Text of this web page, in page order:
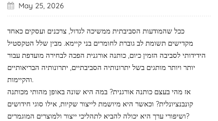
May 25, 2026
ככל שהמודעות הסביבתית ממשיכה לגדול, צרכנים ועסקים כאחד
מקדישים תשומת לב גוברת לחומרים בני קיימא. מבין שלל הטקסטיל
הידידותי לסביבה הזמין כיום, כותנה אורגנית הפכה לבחירה מועדפת עבור
יותר ויותר מותגים בשל יתרונותיה הסביבתיים, יתרונותיה הבריאותיים
והקיימות.
אז מהי בעצם כותנה אורגנית? במה היא שונה באופן מהותי מכותנה
קונבנציונלית? וכאשר היא מיושמת לייצור שקיות, אילו סוגי חידושים
ושיפורי ערך היא יכולה להביא לתהליכי ייצור ולמוצרים המוגמרים?